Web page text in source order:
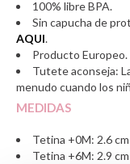
100% libre BPA.
Sin capucha de
AQUI.
Producto
Tutete aconseja:
menudo cuando los
MEDIDAS
Tetina +0M: 2.6
Tetina +6M: 2.9